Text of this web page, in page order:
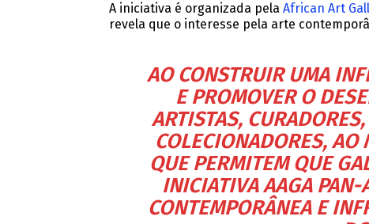
A iniciativa é organizada pela African Art
revela que o interesse pela arte
AO CONSTRUIR UMA
E PROMOVER O
ARTISTAS,
COLECIONADORES, AO
QUE PERMITEM QUE
INICIATIVA AAGA PAN-
CONTEMPORÂNEA E